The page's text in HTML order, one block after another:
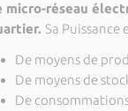
micro-réseau
Sa Puissance
De moyens de
De moyens de
De